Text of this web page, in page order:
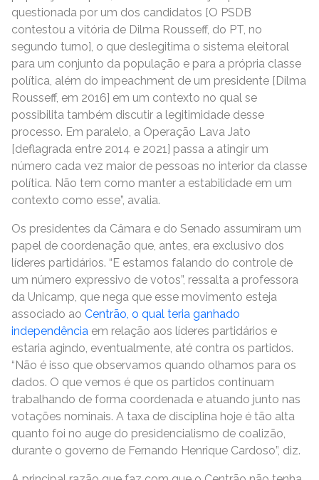
questionada por um dos candidatos [O PSDB
contestou a vitória de Dilma Rousseff, do PT, no
segundo turno], o que deslegitima o sistema eleitoral
para um conjunto da população e para a própria classe
política, além do impeachment de um presidente [Dilma
Rousseff, em 2016] em um contexto no qual se
possibilita também discutir a legitimidade desse
processo. Em paralelo, a Operação Lava Jato
[deflagrada entre 2014 e 2021] passa a atingir um
número cada vez maior de pessoas no interior da classe
política. Não tem como manter a estabilidade em um
contexto como esse”, avalia.
Os presidentes da Câmara e do Senado assumiram um
papel de coordenação que, antes, era exclusivo dos
líderes partidários. “E estamos falando do controle de
um número expressivo de votos”, ressalta a professora
da Unicamp, que nega que esse movimento esteja
associado ao Centrão, o qual teria ganhado
independência em relação aos líderes partidários e
estaria agindo, eventualmente, até contra os partidos.
“Não é isso que observamos quando olhamos para os
dados. O que vemos é que os partidos continuam
trabalhando de forma coordenada e atuando junto nas
votações nominais. A taxa de disciplina hoje é tão alta
quanto foi no auge do presidencialismo de coalizão,
durante o governo de Fernando Henrique Cardoso”, diz.